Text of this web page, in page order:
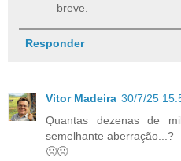
breve.
Responder
Vitor Madeira 30/7/25
Quantas dezenas de
semelhante aberração...?
🤢🤢